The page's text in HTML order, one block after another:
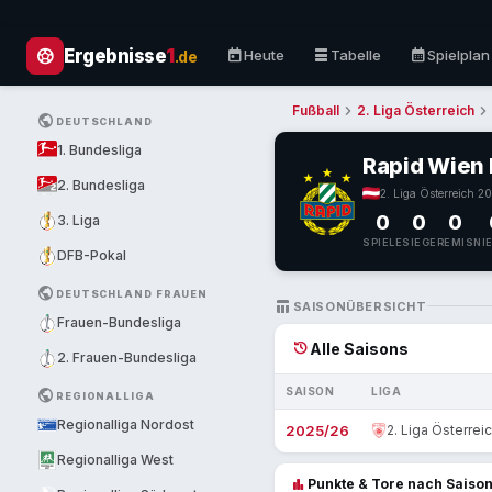
sports_soccer Ergebnisse1.de todayHeute table_rows Tabelle calendar_monthSpielplan
PUBLIC DEUTSCHLAND
1. Bundesliga
2. Bundesliga
3. Liga
DFB-Pokal
PUBLIC DEUTSCHLAND FRAUEN
Frauen-Bundesliga
2. Frauen-Bundesliga
PUBLIC REGIONALLIGA
Regionalliga Nordost
Regionalliga West
Fußball chevron_right 2. Liga Österreich chevron_right
Rapid Wien
2. Liga Österreich
0
SPIELE
0
SIEGE
0
REMIS
TABLE_CHART SAISONÜBERSICHT
historyAlle Saisons
SAISON LIGA
2025/26 2. Liga
bar_chart Punkte & Tore nach Saison